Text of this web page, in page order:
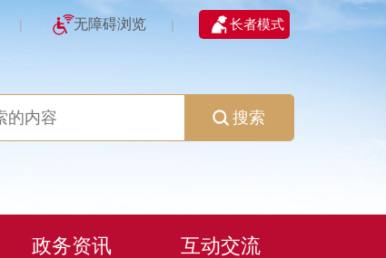
| 无障碍浏览 | 长者模式
搜索
政务资讯 互动交流